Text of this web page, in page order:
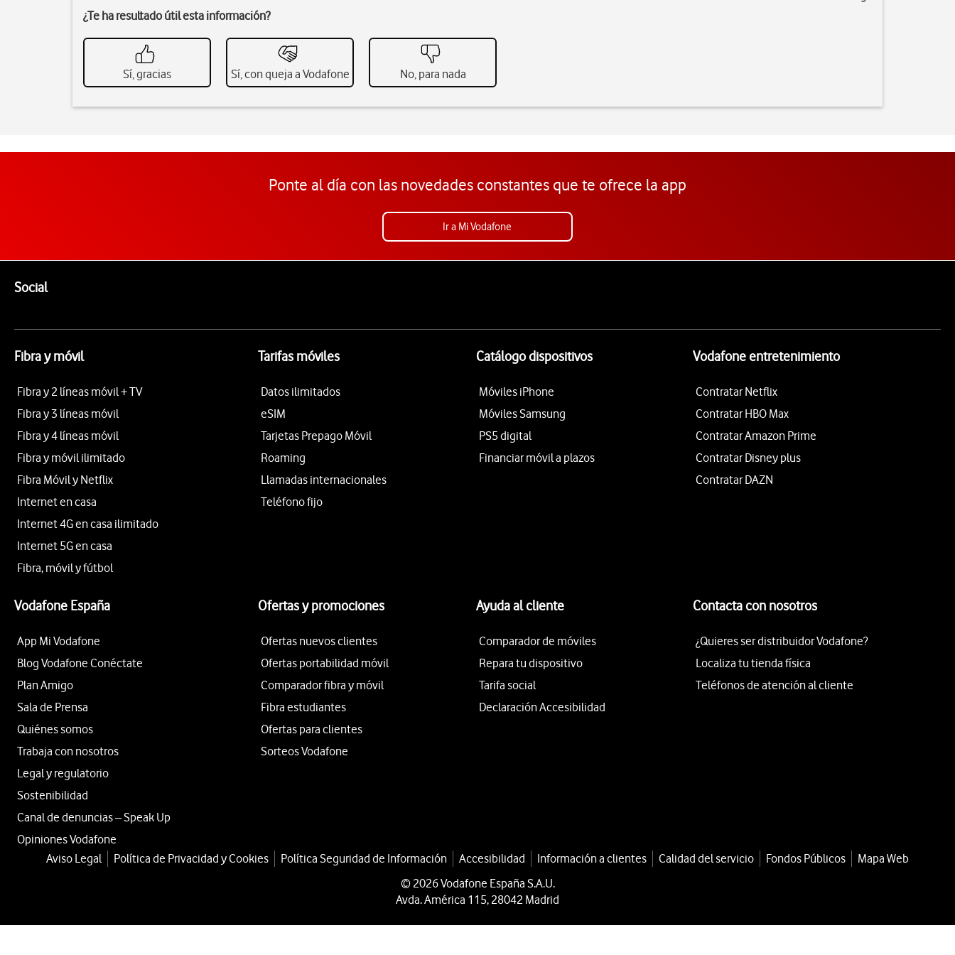
¿Te ha resultado útil esta información?
Sí, gracias Sí, con queja a Vodafone No, para nada
Ponte al día con las novedades constantes que te ofrece la app
Ir a Mi Vodafone
SocialEnlaces a las redes sociales de Vodafone
Fibra y móvil
Fibra y 2 líneas móvil + TV
Fibra y 3 líneas móvil
Fibra y 4 líneas móvil
Fibra y móvil ilimitado
Fibra Móvil y Netflix
Internet en casa
Internet 4G en casa ilimitado
Internet 5G en casa
Fibra, móvil y fútbol
Tarifas móviles
Datos ilimitados
eSIM
Tarjetas Prepago Móvil
Roaming
Llamadas internacionales
Teléfono fijo
Catálogo dispositivos
Móviles iPhone
Móviles Samsung
PS5 digital
Financiar móvil a plazos
Vodafone entretenimiento
Contratar Netflix
Contratar HBO Max
Contratar Amazon Prime
Contratar Disney plus
Contratar DAZN
Vodafone España
App Mi Vodafone
Blog Vodafone Conéctate
Plan Amigo
Sala de Prensa
Quiénes somos
Trabaja con nosotros
Legal y regulatorio
Sostenibilidad
Canal de denuncias – Speak Up
Opiniones Vodafone
Ofertas y promociones
Ofertas nuevos clientes
Ofertas portabilidad móvil
Comparador fibra y móvil
Fibra estudiantes
Ofertas para clientes
Sorteos Vodafone
Ayuda al cliente
Comparador de móviles
Repara tu dispositivo
Tarifa social
Declaración Accesibilidad
Contacta con nosotros
¿Quieres ser distribuidor Vodafone?
Localiza tu tienda física
Teléfonos de atención al cliente
Aviso Legal Política de Privacidad y Cookies Política Seguridad de Información Accesibilidad Información a clientes Calidad del servicio Fondos Públicos
Mapa Web
© 2026 Vodafone España S.A.U.
Avda. América 115, 28042 Madrid